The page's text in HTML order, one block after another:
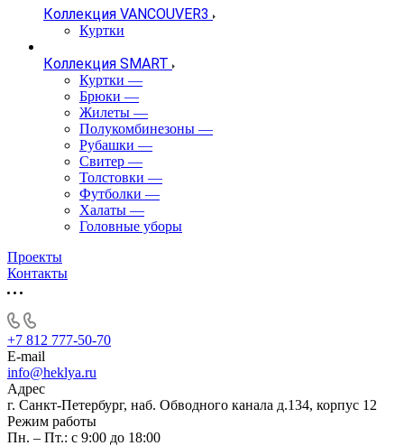
Коллекция VANCOUVER3
Куртки
Коллекция SMART
Куртки —
Брюки —
Жилеты —
Полукомбинезоны —
Рубашки —
Свитер —
Толстовки —
Футболки —
Халаты —
Головные уборы
Проекты
Контакты
+7 812 777-50-70
E-mail
info@heklya.ru
Адрес
г. Санкт-Петербург, наб. Обводного канала д.134, корпус 12
Режим работы
Пн. – Пт.: с 9:00 до 18:00